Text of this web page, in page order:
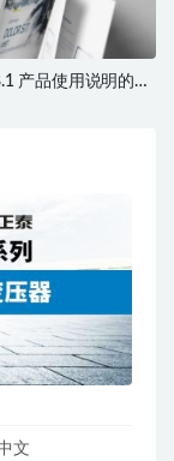
产品使用说明的编
文